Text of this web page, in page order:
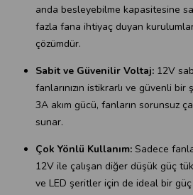
anda besleyebilme kapasitesine
fazla fana ihtiyaç duyan
çözümdür.
Sabit ve Güvenilir Voltaj: 12V
fanlarınızın istikrarlı ve güvenli bir
3A akım gücü, fanların sorunsuz
sunar.
Çok Yönlü Kullanım: Sadece
12V ile çalışan diğer düşük güç
ve LED şeritler için de ideal bir